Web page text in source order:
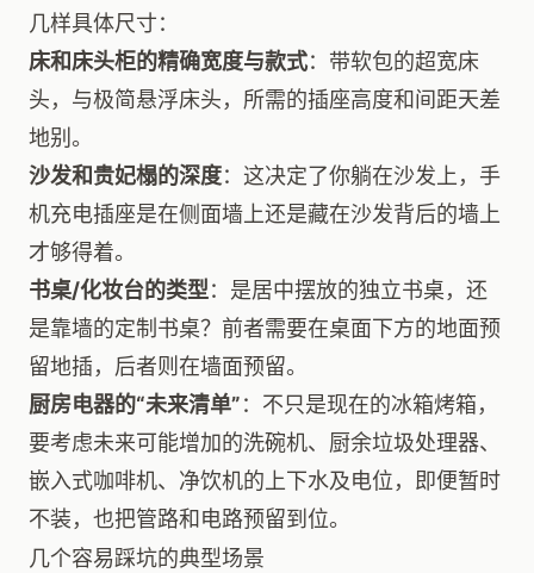
几样具体尺寸：
床和床头柜的精确宽度与款式：带软包的超宽床
头，与极简悬浮床头，所需的插座高度和间距天差
地别。
沙发和贵妃榻的深度：这决定了你躺在沙发上，手
机充电插座是在侧面墙上还是藏在沙发背后的墙上
才够得着。
书桌/化妆台的类型：是居中摆放的独立书桌，还
是靠墙的定制书桌？前者需要在桌面下方的地面预
留地插，后者则在墙面预留。
厨房电器的“未来清单”：不只是现在的冰箱烤箱，
要考虑未来可能增加的洗碗机、厨余垃圾处理器、
嵌入式咖啡机、净饮机的上下水及电位，即便暂时
不装，也把管路和电路预留到位。
几个容易踩坑的典型场景